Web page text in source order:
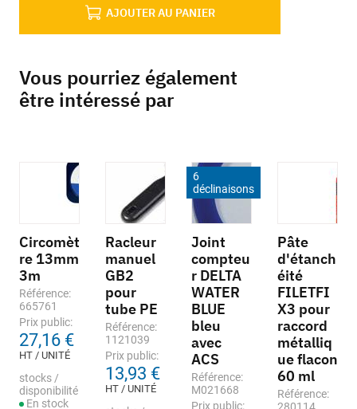
AJOUTER AU PANIER
Vous pourriez également
être intéressé par
Circomèt
re 13mm
3m
Référence:
665761
Prix public:
27,16 €
HT / UNITÉ
stocks /
disponibilité
En stock
Racleur
manuel
GB2
pour
tube PE
Référence:
1121039
Prix public:
13,93 €
HT / UNITÉ
6
déclinaisons
Joint
compteu
r DELTA
WATER
BLUE
bleu
avec
ACS
Référence:
M021668
Prix public:
Pâte
d'étanch
éité
FILETFI
X3 pour
raccord
métalliq
ue flacon
60 ml
Référence: